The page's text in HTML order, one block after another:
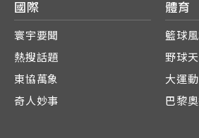
國際
寰宇要聞
熱搜話題
東協萬象
奇人妙事
體育
籃球
野球
大運
巴黎